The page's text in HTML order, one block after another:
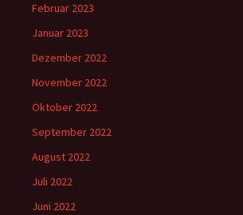
Februar 2023
Januar 2023
Dezember 2022
November 2022
Oktober 2022
September 2022
August 2022
Juli 2022
Juni 2022